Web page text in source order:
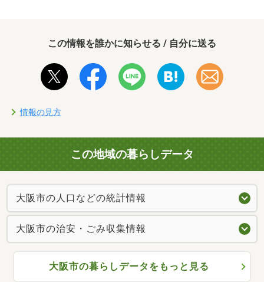
この情報を誰かに知らせる / 自分に送る
情報の見方
この地域の暮らしデータ
大阪市の人口などの統計情報
大阪市の治安・ごみ収集情報
大阪市の暮らしデータをもっと見る